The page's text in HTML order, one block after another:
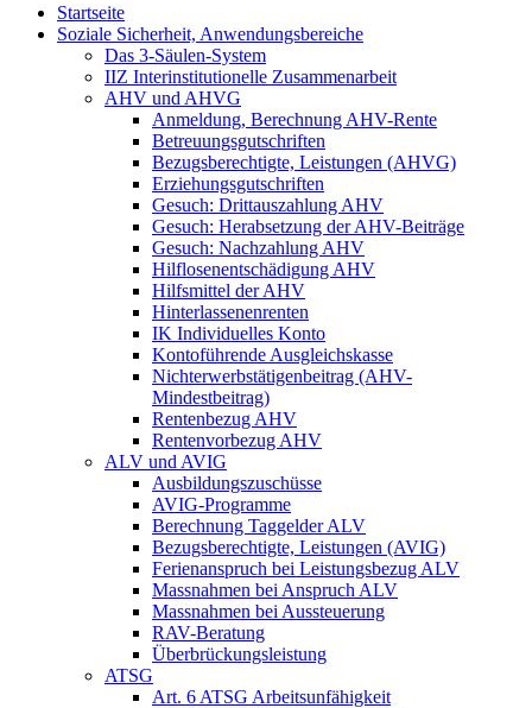
Startseite
Soziale Sicherheit, Anwendungsbereiche
Das 3-Säulen-System
IIZ Interinstitutionelle Zusammenarbeit
AHV und AHVG
Anmeldung, Berechnung AHV-Rente
Betreuungsgutschriften
Bezugsberechtigte, Leistungen (AHVG)
Erziehungsgutschriften
Gesuch: Drittauszahlung AHV
Gesuch: Herabsetzung der AHV-Beiträge
Gesuch: Nachzahlung AHV
Hilflosenentschädigung AHV
Hilfsmittel der AHV
Hinterlassenenrenten
IK Individuelles Konto
Kontoführende Ausgleichskasse
Nichterwerbstätigenbeitrag (AHV-
Mindestbeitrag)
Rentenbezug AHV
Rentenvorbezug AHV
ALV und AVIG
Ausbildungszuschüsse
AVIG-Programme
Berechnung Taggelder ALV
Bezugsberechtigte, Leistungen (AVIG)
Ferienanspruch bei Leistungsbezug ALV
Massnahmen bei Anspruch ALV
Massnahmen bei Aussteuerung
RAV-Beratung
Überbrückungsleistung
ATSG
Art. 6 ATSG Arbeitsunfähigkeit